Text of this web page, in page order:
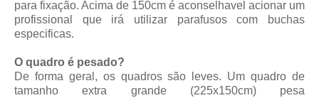
para fixação. Acima de 150cm é aconselhavel acionar um
profissional que irá utilizar parafusos com buchas
especificas.
O quadro é pesado?
De forma geral, os quadros são leves. Um quadro de
tamanho extra grande (225x150cm) pesa